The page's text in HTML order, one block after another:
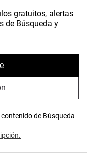
gratuitos, alertas
de Búsqueda y
de Búsqueda